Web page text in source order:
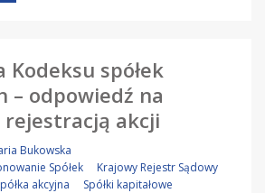
Kodeksu spółek
– odpowiedź na
akcji
Bukowska
Spółek
Krajowy Rejestr Sądowy
akcyjna Spółki kapitałowe